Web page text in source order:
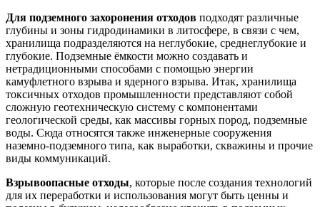
Для подземного захоронения отходов подходят различные
глубины и зоны гидродинамики в литосфере, в связи с чем,
хранилища подразделяются на неглубокие, среднеглубокие и
глубокие. Подземные ёмкости можно создавать и
нетрадиционными способами с помощью энергии
камуфлетного взрыва и ядерного взрыва. Итак, хранилища
токсичных отходов промышленности представляют собой
сложную геотехническую систему с компонентами
геологической среды, как массивы горных пород, подземные
воды. Сюда относятся также инженерные сооружения
наземно-подземного типа, как выработки, скважины и прочие
виды коммуникаций.
Взрывоопасные отходы, которые после создания технологий
для их переработки и использования могут быть ценны и